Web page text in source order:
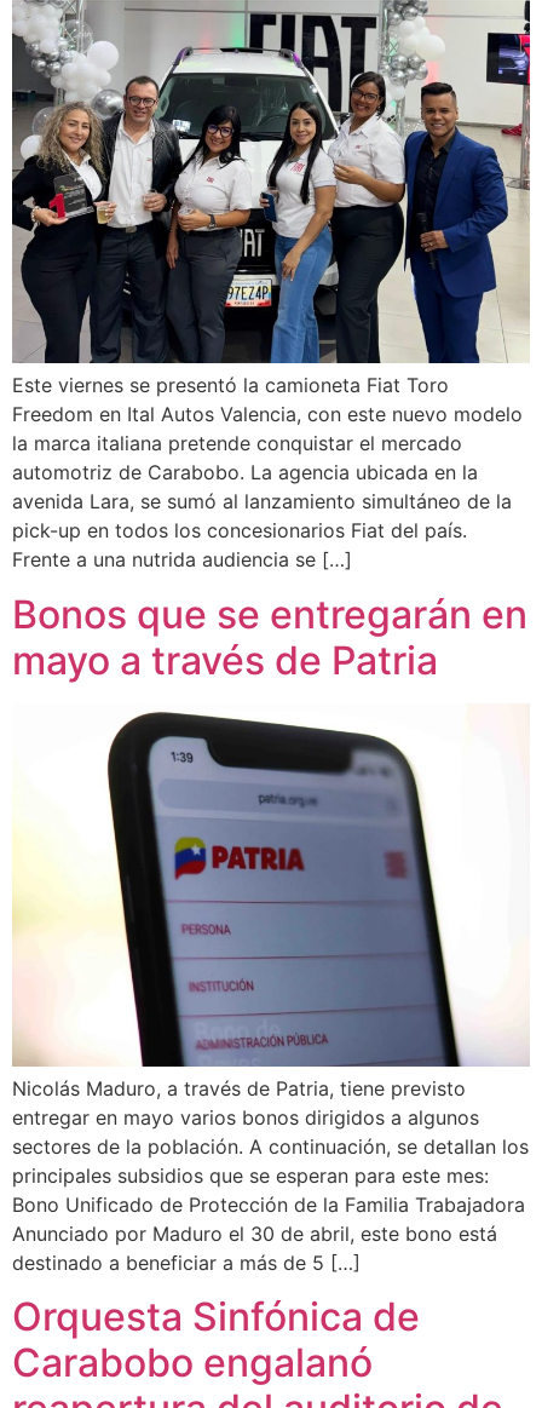
Este viernes se presentó la camioneta Fiat Toro
Freedom en Ital Autos Valencia, con este nuevo modelo
la marca italiana pretende conquistar el mercado
automotriz de Carabobo. La agencia ubicada en la
avenida Lara, se sumó al lanzamiento simultáneo de la
pick-up en todos los concesionarios Fiat del país.
Frente a una nutrida audiencia se […]
Bonos que se entregarán en
mayo a través de Patria
Nicolás Maduro, a través de Patria, tiene previsto
entregar en mayo varios bonos dirigidos a algunos
sectores de la población. A continuación, se detallan los
principales subsidios que se esperan para este mes:
Bono Unificado de Protección de la Familia Trabajadora
Anunciado por Maduro el 30 de abril, este bono está
destinado a beneficiar a más de 5 […]
Orquesta Sinfónica de
Carabobo engalanó